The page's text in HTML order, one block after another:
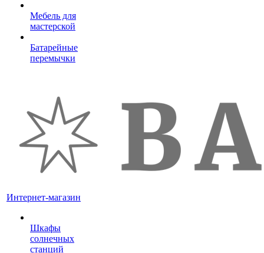
Мебель для
мастерской
Батарейные
перемычки
Интернет-магазин
Шкафы
солнечных
станций